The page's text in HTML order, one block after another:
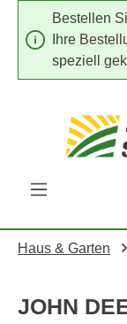
Zum Hauptinhalt
Bestellen
Ihre
speziell
Haus & Garten
JOHN